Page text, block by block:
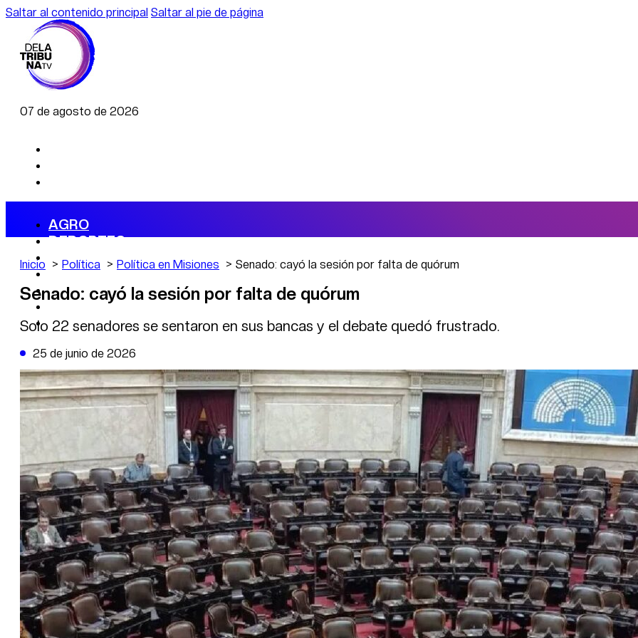
Saltar al contenido principal Saltar al pie de página
07 de agosto de 2026
AGRO
DEPORTES
ECONOMÍA
POLÍTICA
CAMBIO CLIMÁTICO
DATA FIRME
DE LA TRIBUNA TV
Inicio Política Política en Misiones Senado: cayó la sesión por falta de quórum
Senado: cayó la sesión por falta de quórum
Solo 22 senadores se sentaron en sus bancas y el debate quedó frustrado.
25 de junio de 2026